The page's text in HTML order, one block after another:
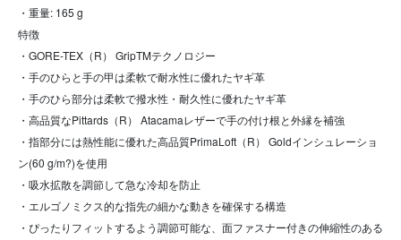
・重量: 165 g
特徴
・GORE-TEX（R） GripTMテクノロジー
・手のひらと手の甲は柔軟で耐水性に優れたヤギ革
・手のひら部分は柔軟で撥水性・耐久性に優れたヤギ革
・高品質なPittards（R） Atacamaレザーで手の付け根と外縁を補強
・指部分には熱性能に優れた高品質PrimaLoft（R） Goldインシュレーショ
ン(60 g/m?)を使用
・吸水拡散を調節して急な冷却を防止
・エルゴノミクス的な指先の細かな動きを確保する構造
・ぴったりフィットするよう調節可能な、面ファスナー付きの伸縮性のある